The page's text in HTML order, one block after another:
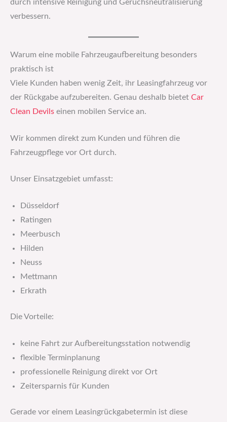
durch intensive Reinigung und Geruchsneutralisierung
verbessern.
Warum eine mobile Fahrzeugaufbereitung besonders
praktisch ist
Viele Kunden haben wenig Zeit, ihr Leasingfahrzeug vor
der Rückgabe aufzubereiten. Genau deshalb bietet Car
Clean Devils einen mobilen Service an.
Wir kommen direkt zum Kunden und führen die
Fahrzeugpflege vor Ort durch.
Unser Einsatzgebiet umfasst:
Düsseldorf
Ratingen
Meerbusch
Hilden
Neuss
Mettmann
Erkrath
Die Vorteile:
keine Fahrt zur Aufbereitungsstation notwendig
flexible Terminplanung
professionelle Reinigung direkt vor Ort
Zeitersparnis für Kunden
Gerade vor einem Leasingrückgabetermin ist diese